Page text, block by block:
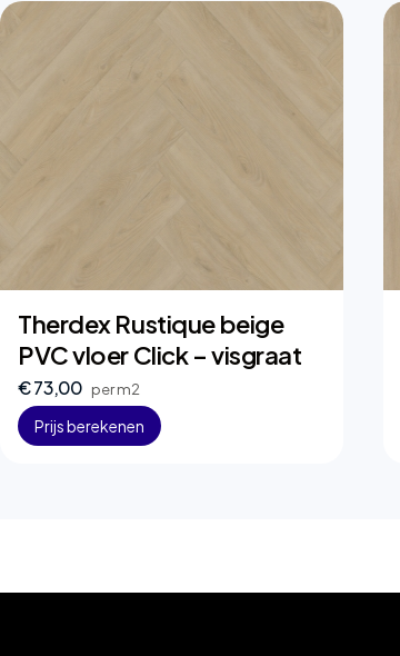
Therdex Rustique beige
PVC vloer Click – visgraat
€ 73,00 per m2
Prijs berekenen